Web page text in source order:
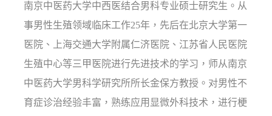
南京中医药大学中西医结合男科专业硕士研究生。从
事男性生殖领域临床工作25年，先后在北京大学第一
医院、上海交通大学附属仁济医院、江苏省人民医院
生殖中心等三甲医院进行先进技术的学习，师从南京
中医药大学男科学研究所所长金保方教授。对男性不
育症诊治经验丰富，熟练应用显微外科技术，进行梗